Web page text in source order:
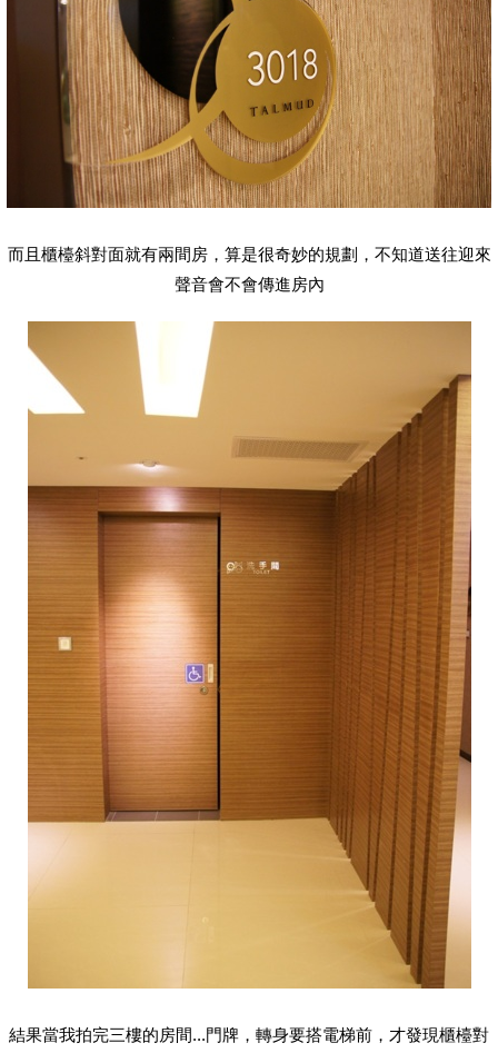
而且櫃檯斜對面就有兩間房，算是很奇妙的規劃，不知道送往迎來
聲音會不會傳進房內
結果當我拍完三樓的房間...門牌，轉身要搭電梯前，才發現櫃檯對